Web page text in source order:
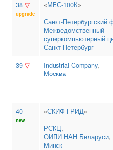
38 ▽
upgrade
«МВС-100К»
Санкт‑Петербургский
Межведомственный
суперкомпьютерный
Санкт-Петербург
39 ▽ Industrial Company,
Москва
40
new
«СКИФ-ГРИД»
РСКЦ,
ОИПИ НАН Беларуси,
Минск